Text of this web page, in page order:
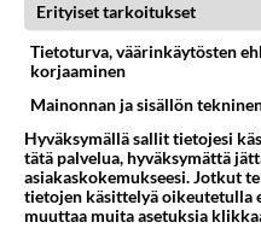
Sinulle mies
Mitä töitä kaivattusi on
😅
05.08.2026 13:25
Ikävä
Erityiset tarkoitukset
Tietoturva, väärinkäytösten
korjaaminen
Mainonnan ja sisällön
Hyväksymällä sallit tietojesi
tätä palvelua, hyväksymättä
asiakaskokemukseesi. Jotkut
tietojen käsittelyä oikeutetulla
muuttaa muita asetuksia